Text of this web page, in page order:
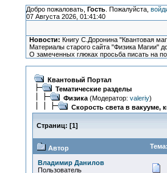
Добро пожаловать, Гость. Пожалуйста,
07 Августа 2026, 01:41:40
Новости: Книгу С.Доронина "Квантовая
Материалы старого сайта "Физика Магии"
О замеченных глюках просьба писать на
Квантовый Портал
Тематические разделы
Физика(Модератор: valeriy)
Скорость света в вакууме,
Страниц: [1]
Автор
Владимир Данилов
Пользователь